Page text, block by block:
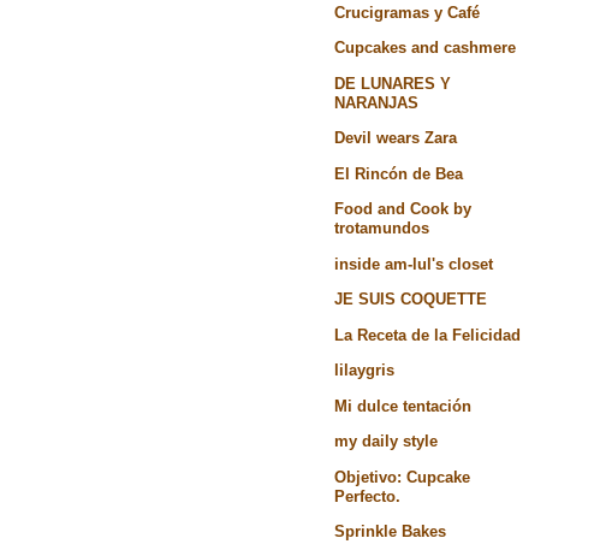
Crucigramas y Café
Cupcakes and cashmere
DE LUNARES Y
NARANJAS
Devil wears Zara
El Rincón de Bea
Food and Cook by
trotamundos
inside am-lul's closet
JE SUIS COQUETTE
La Receta de la Felicidad
lilaygris
Mi dulce tentación
my daily style
Objetivo: Cupcake
Perfecto.
Sprinkle Bakes